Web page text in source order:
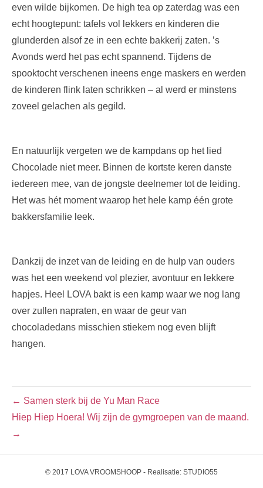
even wilde bijkomen. De high tea op zaterdag was een
echt hoogtepunt: tafels vol lekkers en kinderen die
glunderden alsof ze in een echte bakkerij zaten. ’s
Avonds werd het pas echt spannend. Tijdens de
spooktocht verschenen ineens enge maskers en werden
de kinderen flink laten schrikken – al werd er minstens
zoveel gelachen als gegild.
En natuurlijk vergeten we de kampdans op het lied
Chocolade niet meer. Binnen de kortste keren danste
iedereen mee, van de jongste deelnemer tot de leiding.
Het was hét moment waarop het hele kamp één grote
bakkersfamilie leek.
Dankzij de inzet van de leiding en de hulp van ouders
was het een weekend vol plezier, avontuur en lekkere
hapjes. Heel LOVA bakt is een kamp waar we nog lang
over zullen napraten, en waar de geur van
chocoladedans misschien stiekem nog even blijft
hangen.
← Samen sterk bij de Yu Man Race
Hiep Hiep Hoera! Wij zijn de gymgroepen van de maand.
→
© 2017 LOVA VROOMSHOOP - Realisatie: STUDIO55